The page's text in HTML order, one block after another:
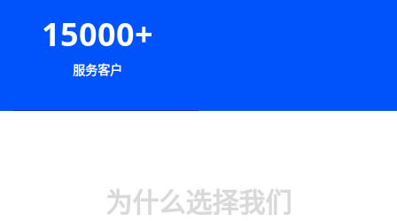
15000+
服务客户
为什么选择我们